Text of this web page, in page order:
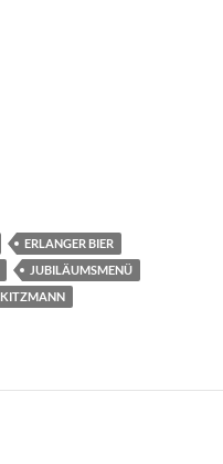
ERLANGER BIER
JUBILÄUMSMENÜ
KITZMANN